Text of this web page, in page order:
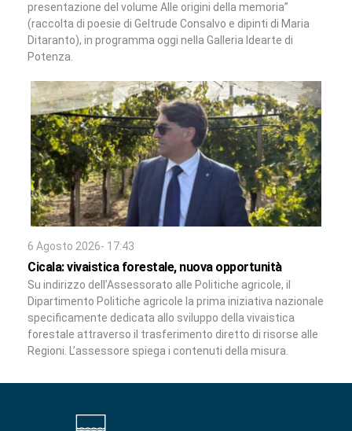
presentazione del volume Alle origini della memoria”
(raccolta di poesie di Geltrude Consalvo e dipinti di Maria
Ditaranto), in programma oggi nella Galleria Idearte di
Potenza.
6 Agosto 2026- 17:43
Cicala: vivaistica forestale, nuova opportunità
Su indirizzo dell’Assessorato alle Politiche agricole, il
Dipartimento Politiche agricole la prima iniziativa nazionale
specificamente dedicata allo sviluppo della vivaistica
forestale attraverso il trasferimento diretto di risorse alle
Regioni. L’assessore spiega i contenuti della misura.